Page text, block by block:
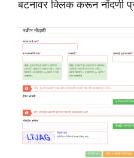
बटनावर क्लिक करून नोंदणी